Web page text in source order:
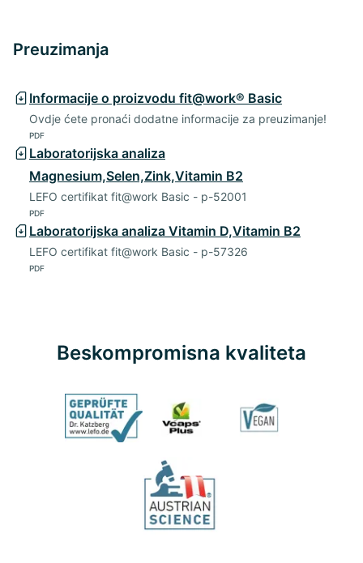
Preuzimanja
Informacije o proizvodu fit@work® Basic
Ovdje ćete pronaći dodatne informacije za preuzimanje!
PDF
Laboratorijska analiza
Magnesium,Selen,Zink,Vitamin B2
LEFO certifikat fit@work Basic - p-52001
PDF
Laboratorijska analiza Vitamin D,Vitamin B2
LEFO certifikat fit@work Basic - p-57326
PDF
Beskompromisna kvaliteta